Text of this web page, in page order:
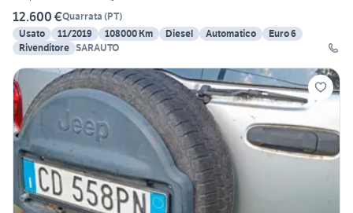
12.600 €Quarrata (PT)
Usato
11/2019 108000 Km Diesel Automatico
Euro 6
Rivenditore SARAUTO